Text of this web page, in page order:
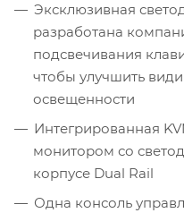
Эксклюзивная
разработана
подсвечивания
чтобы улучшить
освещенности
Интегрированная
монитором со
корпусе Dual Rail
Одна консоль